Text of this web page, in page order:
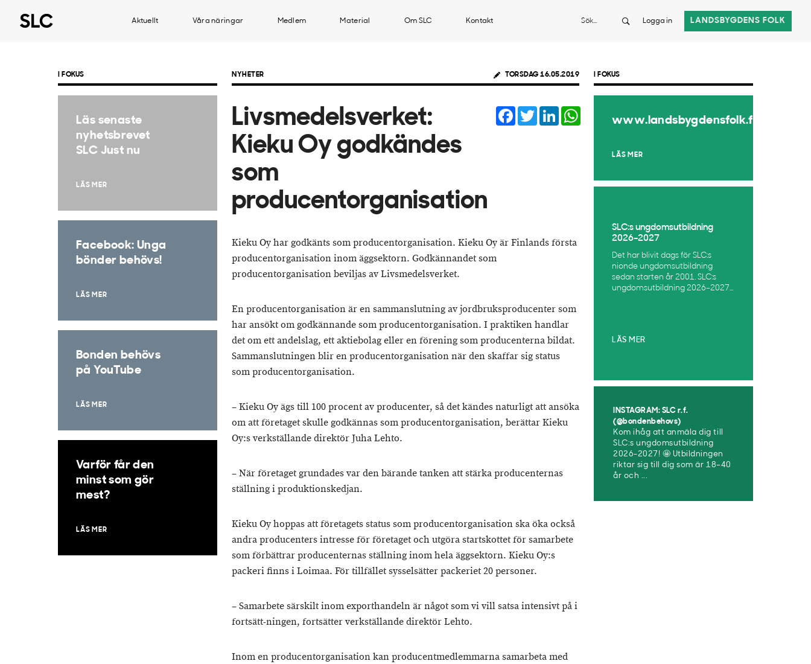
Aktuellt Våra näringar Medlem Material Om SLC Kontakt Sök Logga in LANDSBYGDENS FOLK
NYHETER TORSDAG 16.05.2019
Livsmedelsverket:
Kieku Oy godkändes
som
producentorganisation
Facebook
TwitterLinkedIn
Kieku Oy har godkänts som producentorganisation. Kieku Oy är Finlands första
producentorganisation inom äggsektorn. Godkännandet som
producentorganisation beviljas av Livsmedelsverket.
En producentorganisation är en sammanslutning av jordbruksproducenter som
har ansökt om godkännande som producentorganisation. I praktiken handlar
det om ett andelslag, ett aktiebolag eller en förening som producenterna bildat.
Sammanslutningen blir en producentorganisation när den skaffar sig status
som producentorganisation.
– Kieku Oy ägs till 100 procent av producenter, så det kändes naturligt att ansöka
om att företaget skulle godkännas som producentorganisation, berättar Kieku
Oy:s verkställande direktör Juha Lehto.
– När företaget grundades var den bärande tanken att stärka producenternas
ställning i produktionskedjan.
Kieku Oy hoppas att företagets status som producentorganisation ska öka också
andra producenters intresse för företaget och utgöra startskottet för samarbete
som förbättrar producenternas ställning inom hela äggsektorn. Kieku Oy:s
packeri finns i Loimaa. För tillfället sysselsätter packeriet 20 personer.
– Samarbete särskilt inom exporthandeln är något som vi vill satsa intensivt på i
fortsätt-ningen, fortsätter verkställande direktör Lehto.
Inom en producentorganisation kan producentmedlemmarna samarbeta med
I FOKUS
Läs senaste
nyhetsbrevet
SLC Just nu
LÄS MER
Facebook: Unga
bönder behövs!
LÄS MER
Bonden behövs
på YouTube
LÄS MER
Varför får den
minst som gör
mest?
LÄS MER
I FOKUS
www.landsbygdensfolk.fi
LÄS MER
SLC:s ungdomsutbildning
2026–2027
Det har blivit dags för SLC:s
nionde ungdomsutbildning
sedan starten år 2001. SLC:s
ungdomsutbildning 2026–2027...
LÄS MER
INSTAGRAM: SLC r.f.
(@bondenbehovs)
Kom ihåg att anmäla dig till
SLC:s ungdomsutbildning
2026-2027! 🤩 Utbildningen
riktar sig till dig som är 18–40
år och ...